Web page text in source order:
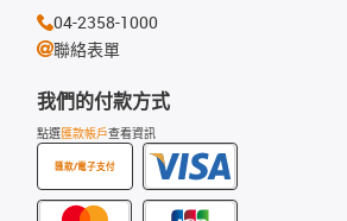
我們的付款方式
點選匯款帳戶查看資訊
匯款/電子支付
04-2358-1000
聯絡表單